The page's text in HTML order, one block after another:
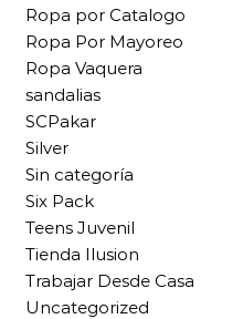
Ropa por Catalogo
Ropa Por Mayoreo
Ropa Vaquera
sandalias
SCPakar
Silver
Sin categoría
Six Pack
Teens Juvenil
Tienda Ilusion
Trabajar Desde Casa
Uncategorized